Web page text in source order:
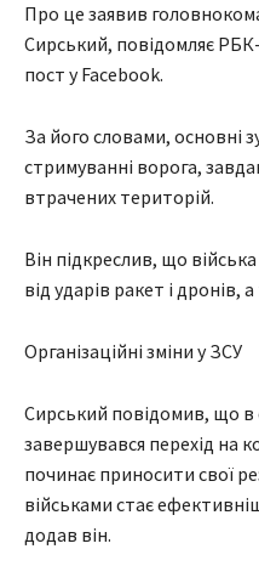
Про це заявив
Сирський, повідомляє
пост у Facebook.
За його словами, основні
стримуванні ворога,
втрачених територій.
Він підкреслив, що
від ударів ракет і дронів,
Організаційні зміни у ЗСУ
Сирський повідомив, що в
завершувався перехід на
починає приносити свої
військами стає
додав він.